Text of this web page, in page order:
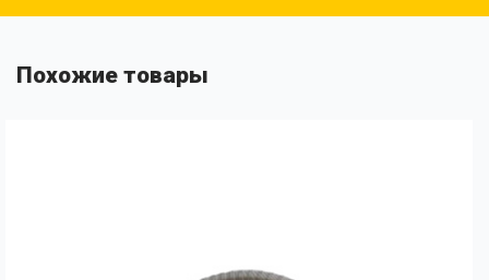
Похожие товары